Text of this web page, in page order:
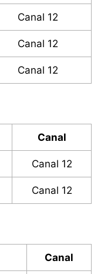
Canal 12
Canal 12
Canal 12
Canal
Canal 12
Canal 12
Canal